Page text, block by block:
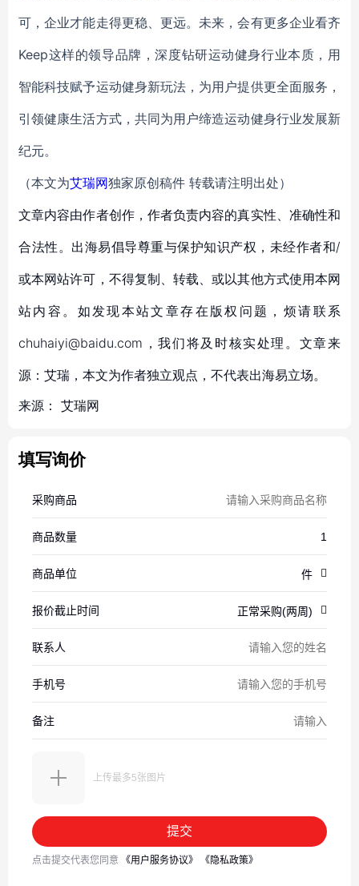
可，企业才能走得更稳、更远。未来，会有更多企业看齐
Keep这样的领导品牌，深度钻研运动健身行业本质，用
智能科技赋予运动健身新玩法，为用户提供更全面服务，
引领健康生活方式，共同为用户缔造运动健身行业发展新
纪元。
（本文为艾瑞网独家原创稿件 转载请注明出处）
文章内容由作者创作，作者负责内容的真实性、准确性和
合法性。出海易倡导尊重与保护知识产权，未经作者和/
或本网站许可，不得复制、转载、或以其他方式使用本网
站内容。如发现本站文章存在版权问题，烦请联系
chuhaiyi@baidu.com，我们将及时核实处理。文章来
源：艾瑞，本文为作者独立观点，不代表出海易立场。
来源： 艾瑞网
填写询价